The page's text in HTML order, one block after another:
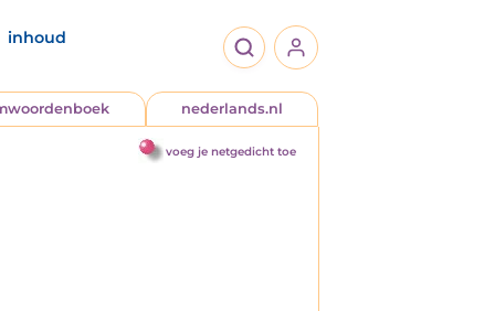
inhoud
nederlands.nl
voeg je netgedicht toe